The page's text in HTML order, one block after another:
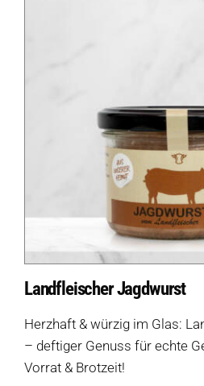
Landfleischer Jagdwurst
Herzhaft & würzig im Glas:
– deftiger Genuss für echte
Vorrat & Brotzeit!